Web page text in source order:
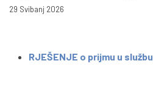
29 Svibanj 2026
RJEŠENJE o prijmu u službu